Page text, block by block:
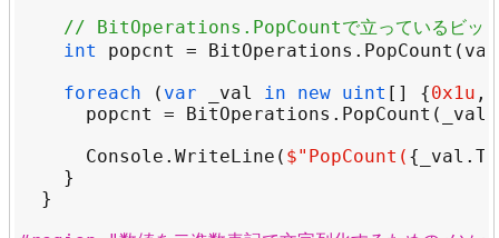
// BitOperations.PopCountで立っているビット
int
popcnt = BitOperations . PopCount ( val
foreach ( var _val in new uint [] {0x1u ,
popcnt
= BitOperations . PopCount (
_val
Console . WriteLine ( $" PopCount( { _val .